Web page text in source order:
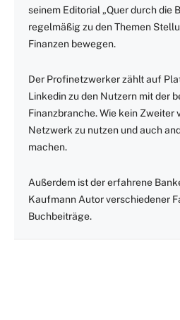
seinem Editorial „Quer durch die
regelmäßig zu den Themen
Finanzen bewegen.
Der Profinetzwerker zählt auf
Linkedin zu den Nutzern mit der
Finanzbranche. Wie kein Zweiter
Netzwerk zu nutzen und auch
machen.
Außerdem ist der erfahrene
Kaufmann Autor verschiedener
Buchbeiträge.